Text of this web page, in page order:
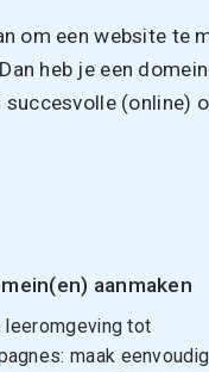
om een website te
heb je een
succesvolle (online)
aanmaken
leeromgeving tot
maak